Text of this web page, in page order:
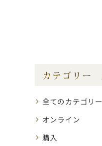
カテゴリー
全てのカテゴリー
オンライン
購入